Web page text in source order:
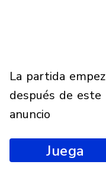
la partida empezará
después de este
anuncio
Juega